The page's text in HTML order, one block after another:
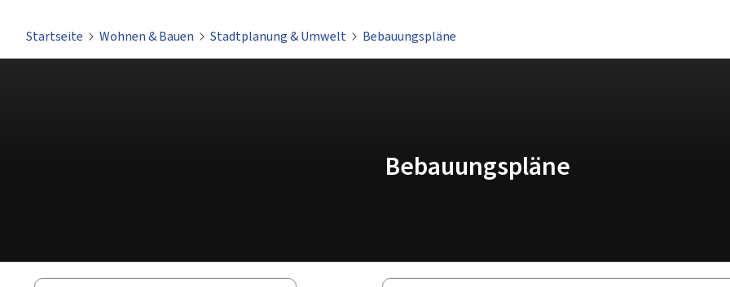
Startseite Wohnen & Bauen Stadtplanung & Umwelt Bebauungspläne
Bebauungspläne